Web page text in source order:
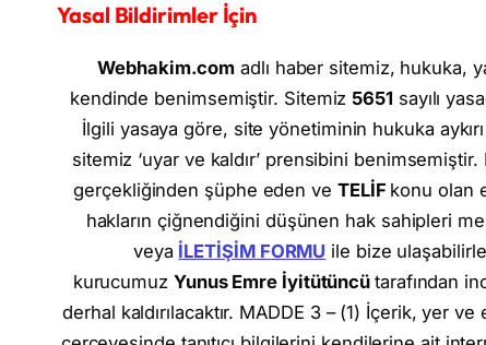
Yasal Bildirimler İçin
Webhakim.com adlı haber sitemiz, hukuka,
kendinde benimsemiştir. Sitemiz 5651 sayılı
İlgili yasaya göre, site yönetiminin hukuka
sitemiz ‘uyar ve kaldır’ prensibini
gerçekliğinden şüphe eden ve TELİF konu olan
hakların çiğnendiğini düşünen hak sahipleri
veya İLETİŞİM FORMU ile bize
kurucumuz Yunus Emre İyitütüncütarafından
derhal kaldırılacaktır. MADDE 3 – (1) İçerik, yer